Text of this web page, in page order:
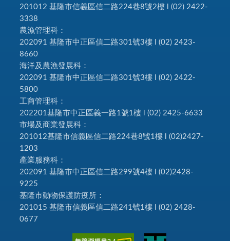
201012 基隆市信義區信二路224巷8號2樓 l (02) 2422-
3338
農漁管理科：
202091 基隆市中正區信二路301號3樓 l (02) 2423-
8660
海洋及農漁發展科：
202091 基隆市中正區信二路301號3樓 l (02) 2422-
5800
工商管理科：
202201基隆市中正區義一路1號1樓 l (02) 2425-6633
市場及商業發展科：
201012基隆市信義區信二路224巷8號1樓 l (02)2427-
1203
產業服務科：
202091 基隆市中正區信二路299號4樓 l (02)2428-
9225
基隆市動物保護防疫所：
201015 基隆市信義區信二路241號1樓 l (02) 2428-
0677